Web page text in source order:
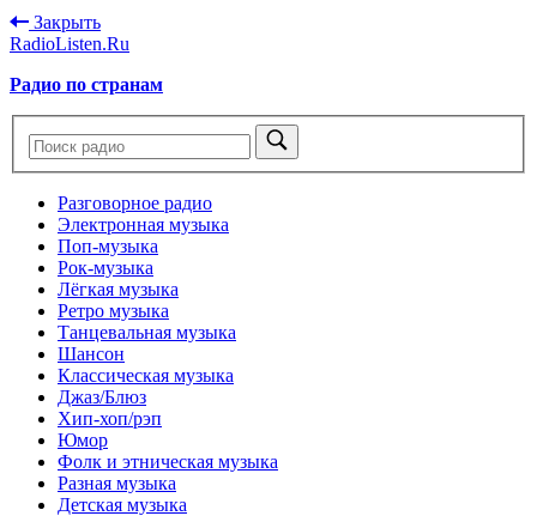
Закрыть
RadioListen.Ru
Радио по странам
Разговорное радио
Электронная музыка
Поп-музыка
Рок-музыка
Лёгкая музыка
Ретро музыка
Танцевальная музыка
Шансон
Классическая музыка
Джаз/Блюз
Хип-хоп/рэп
Юмор
Фолк и этническая музыка
Разная музыка
Детская музыка